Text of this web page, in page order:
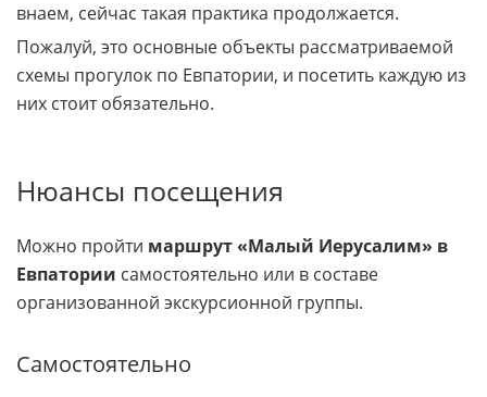
внаем, сейчас такая практика продолжается.
Пожалуй, это основные объекты рассматриваемой
схемы прогулок по Евпатории, и посетить каждую из
них стоит обязательно.
Нюансы посещения
Можно пройти маршрут «Малый Иерусалим» в
Евпатории самостоятельно или в составе
организованной экскурсионной группы.
Самостоятельно